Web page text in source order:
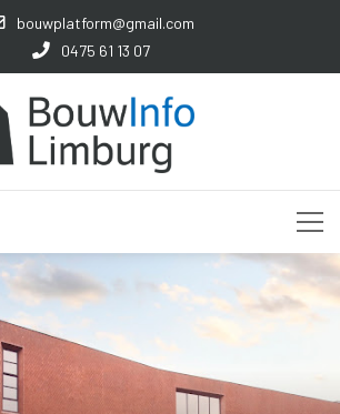
bouwplatform@gmail.com
0475 61 13 07